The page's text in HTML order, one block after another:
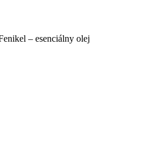
– esenciálny olej